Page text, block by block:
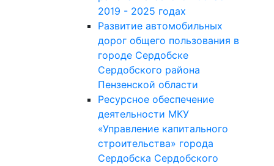
2019 - 2025 годах
Развитие автомобильных
дорог общего пользования в
городе Сердобске
Сердобского района
Пензенской области
Ресурсное обеспечение
деятельности МКУ
«Управление капитального
строительства» города
Сердобска Сердобского